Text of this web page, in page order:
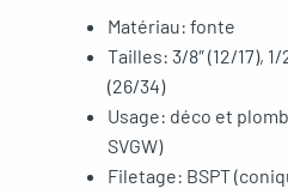
Matériau: fonte
Tailles: 3/8″ (12/17), 1/
(26/34)
Usage: déco et
SVGW)
Filetage: BSPT